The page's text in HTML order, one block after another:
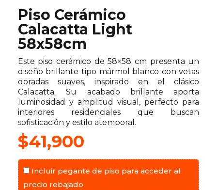
Piso Cerámico
Calacatta Light
58x58cm
Este piso cerámico de 58×58 cm presenta un
diseño brillante tipo mármol blanco con vetas
doradas suaves, inspirado en el clásico
Calacatta. Su acabado brillante aporta
luminosidad y amplitud visual, perfecto para
interiores residenciales que buscan
sofisticación y estilo atemporal.
$41,900
Incluir pegante de piso para acceder al
precio rebajado